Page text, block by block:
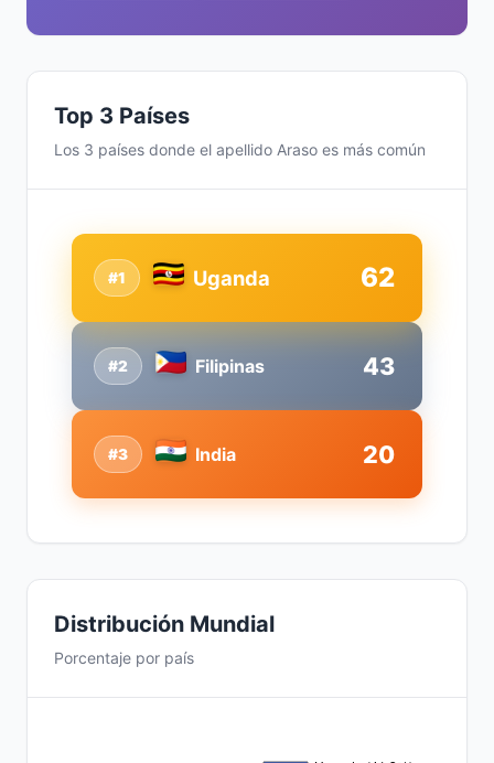
Top 3 Países
Los 3 países donde el apellido Araso es más común
#2 Filipinas 43
#1 Uganda 62
#3 India 20
Distribución Mundial
Porcentaje por país